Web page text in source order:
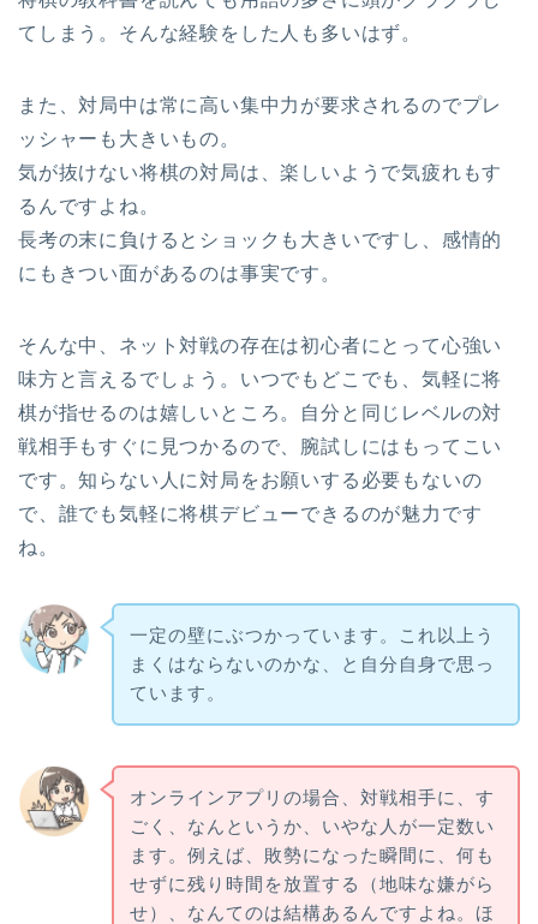
てしまう。そんな経験をした人も多いはず。
また、対局中は常に高い集中力が要求されるのでプレ
ッシャーも大きいもの。
気が抜けない将棋の対局は、楽しいようで気疲れもす
るんですよね。
長考の末に負けるとショックも大きいですし、感情的
にもきつい面があるのは事実です。
そんな中、ネット対戦の存在は初心者にとって心強い
味方と言えるでしょう。いつでもどこでも、気軽に将
棋が指せるのは嬉しいところ。自分と同じレベルの対
戦相手もすぐに見つかるので、腕試しにはもってこい
です。知らない人に対局をお願いする必要もないの
で、誰でも気軽に将棋デビューできるのが魅力です
ね。
一定の壁にぶつかっています。これ以上う
まくはならないのかな、と自分自身で思っ
ています。
オンラインアプリの場合、対戦相手に、す
ごく、なんというか、いやな人が一定数い
ます。例えば、敗勢になった瞬間に、何も
せずに残り時間を放置する（地味な嫌がら
せ）、なんてのは結構あるんですよね。ほ